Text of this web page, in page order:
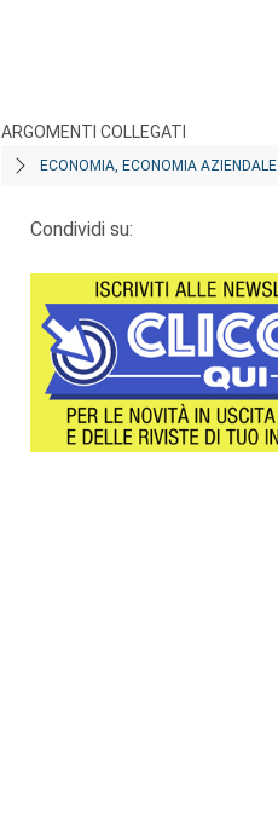
ARGOMENTI COLLEGATI
ECONOMIA, ECONOMIA AZIENDALE
Condividi su: